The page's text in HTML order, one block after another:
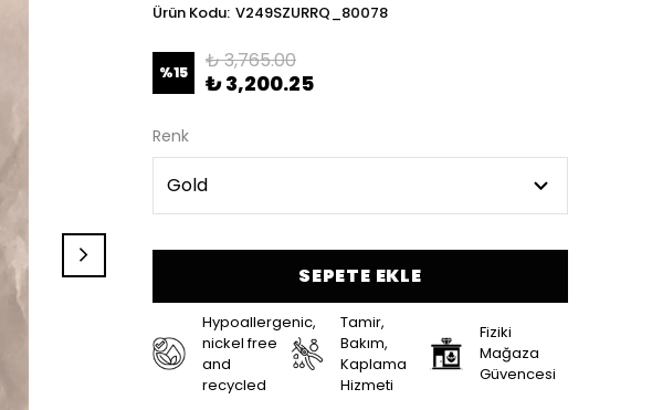
Ürün Kodu: V249SZURRQ_80078
%15 ₺ 3,765.00
₺ 3,200.25
Renk
SEPETE EKLE
Hypoallergenic,
nickel free
and
recycled
Tamir,
Bakım,
Kaplama
Hizmeti
Fiziki
Mağaza
Güvencesi